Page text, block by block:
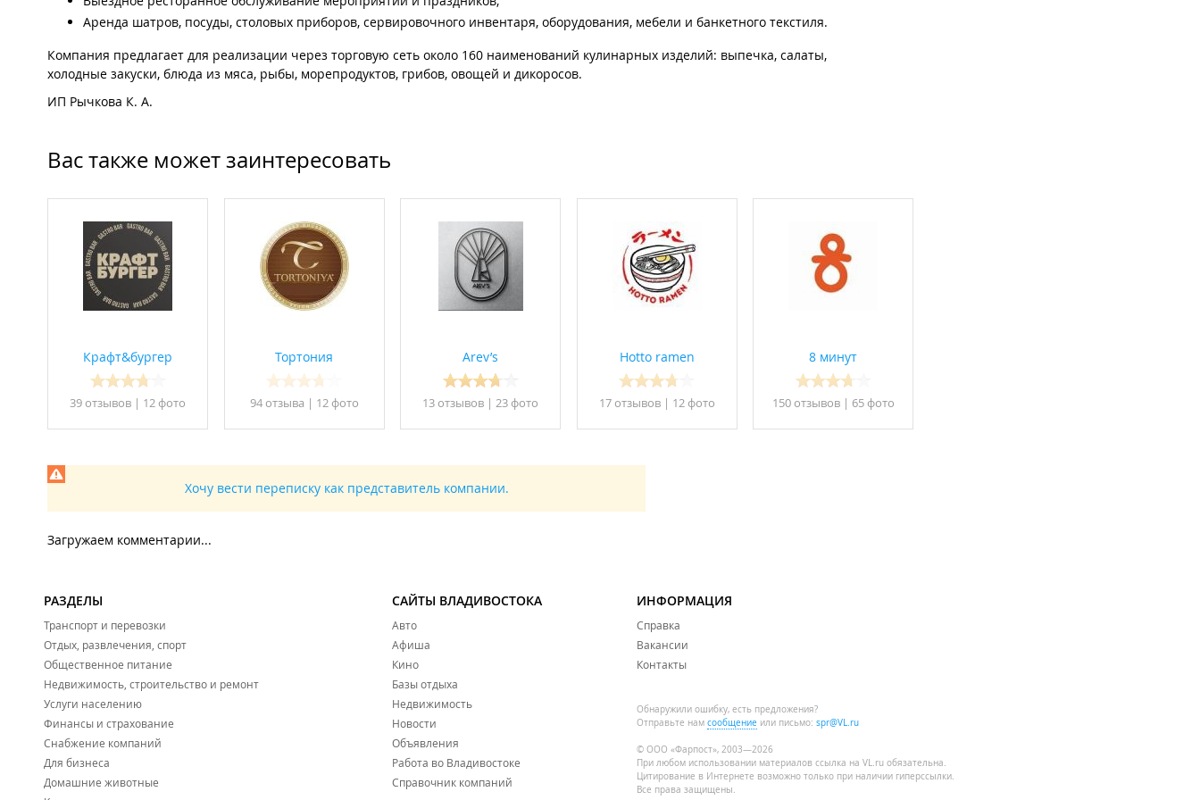
Аренда шатров, посуды, столовых приборов, сервировочного инвентаря, оборудования, мебели и банкетного текстиля.
Компания предлагает для реализации через торговую сеть около 160 наименований кулинарных изделий: выпечка, салаты,
холодные закуски, блюда из мяса, рыбы, морепродуктов, грибов, овощей и дикоросов.
ИП Рычкова К. А.
Вас также может заинтересовать
Крафт&бургер
39 отзывов | 12 фото
Тортония
94 отзывa | 12 фото
Arev’s
13 отзывов | 23 фото
Hotto ramen
17 отзывов| 12 фото
8 минут
150 отзывов| 65 фото
Хочу вести переписку как представитель компании.
Загружаем комментарии...
РАЗДЕЛЫ
Транспорт и перевозки
Отдых, развлечения, спорт
Общественное питание
Недвижимость, строительство и ремонт
Услуги населению
Финансы и страхование
Снабжение компаний
Для бизнеса
Домашние животные
САЙТЫ ВЛАДИВОСТОКА
Авто
Афиша
Кино
Базы отдыха
Недвижимость
Новости
Объявления
Работа во Владивостоке
Справочник компаний
ИНФОРМАЦИЯ
Справка
Вакансии
Контакты
Обнаружили ошибку, есть предложения?
Отправьте нам сообщение или письмо: spr@VL.ru
© ООО «Фарпост», 2003—2026
При любом использовании материалов ссылка на VL.ru обязательна.
Цитирование в Интернете возможно только при наличии гиперссылки.
Все права защищены.